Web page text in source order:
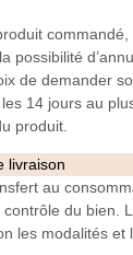
commandé,
possibilité
de demander
14 jours au
produit.
livraison
au
du bien.
les modalités et